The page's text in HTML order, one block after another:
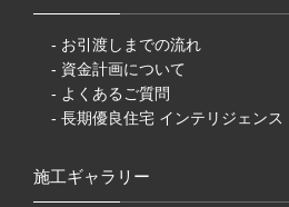
- お引渡しまでの流れ
- 資金計画について
- よくあるご質問
- 長期優良住宅 インテリジェンス
施工ギャラリー